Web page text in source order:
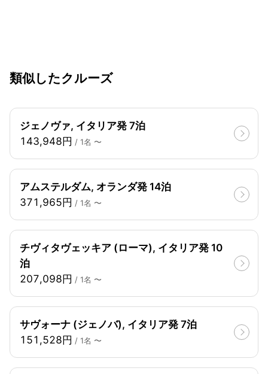
類似したクルーズ
ジェノヴァ, イタリア発 7泊
143,948円 / 1名 〜
アムステルダム, オランダ発 14泊
371,965円 / 1名 〜
チヴィタヴェッキア (ローマ), イタリア発 10
泊
207,098円 / 1名 〜
サヴォーナ (ジェノバ), イタリア発 7泊
151,528円 / 1名 〜